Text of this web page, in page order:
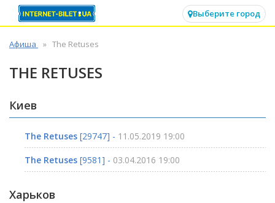
Выберите город
Афиша The Retuses
THE RETUSES
Киев
The Retuses [29747] - 11.05.2019 19:00
The Retuses [9581] - 03.04.2016 19:00
Харьков